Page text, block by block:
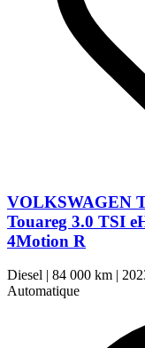
VOLKSWAGEN
Touareg 3.0 TSI
4Motion R
Diesel | 84 000 km |
Automatique